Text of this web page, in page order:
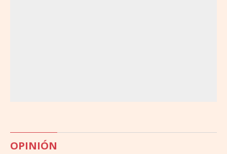
OPINIÓN